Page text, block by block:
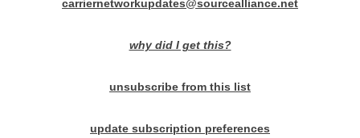
carriernetworkupdates@sourcealliance.net
why did I get this?
unsubscribe from this list
update subscription preferences